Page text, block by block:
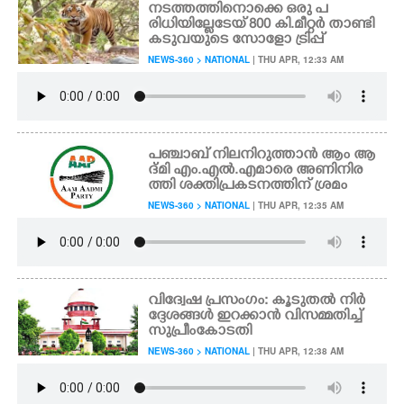
നടത്തത്തിനൊക്കെ ഒരു പ
രിധിയില്ലേടേയ് 800 കി.മീറ്റർ താണ്ടി
കടുവയുടെ സോളോ ട്രിപ്പ്
NEWS-360 > NATIONAL | THU APR, 12:33 AM
പഞ്ചാബ് നിലനിറുത്താൻ ആം ആ
ദ്മി എം.എൽ.എമാരെ അണിനിര
ത്തി ശക്തിപ്രകടനത്തിന് ശ്രമം
NEWS-360 > NATIONAL | THU APR, 12:35 AM
വിദ്വേഷ പ്രസംഗം: കൂടുതൽ നിർ
ദ്ദേശങ്ങൾ ഇറക്കാൻ വിസമ്മതിച്ച്
സുപ്രീംകോടതി
NEWS-360 > NATIONAL | THU APR, 12:38 AM